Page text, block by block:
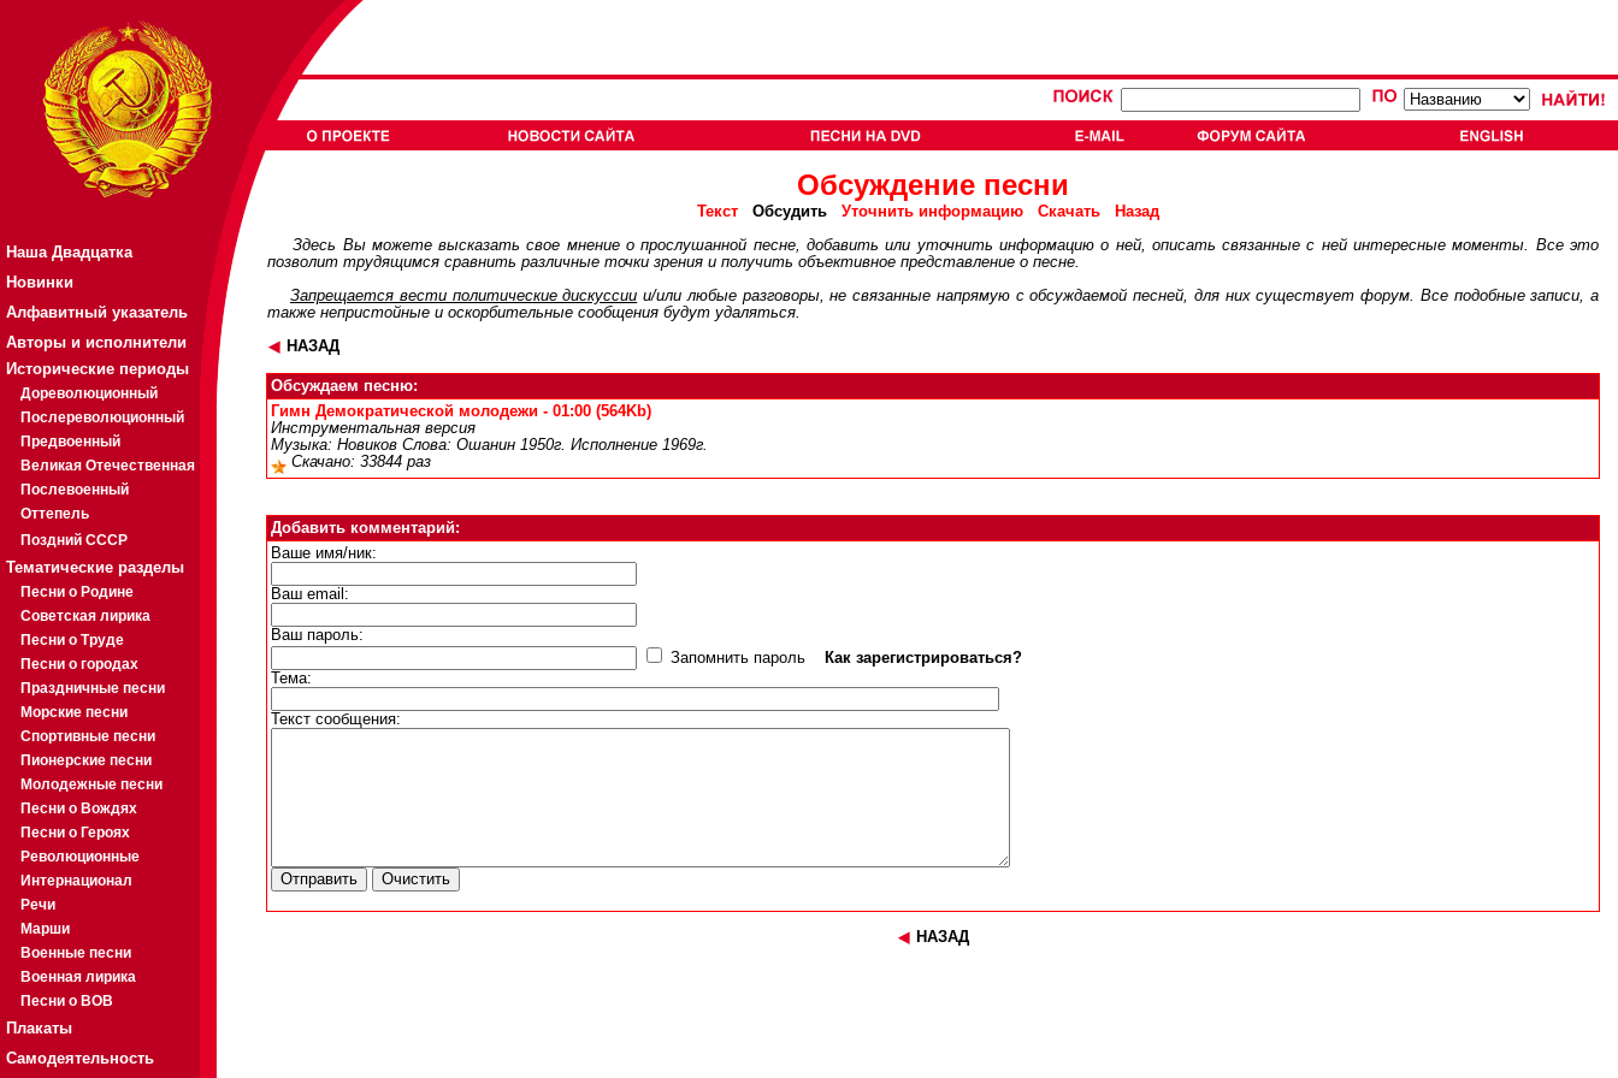
Наша Двадцатка
Новинки
Алфавитный указатель
Авторы и исполнители
Исторические периоды
Дореволюционный
Послереволюционный
Предвоенный
Великая Отечественная
Послевоенный
Оттепель
Поздний СССР
Тематические разделы
Песни о Родине
Советская лирика
Песни о Труде
Песни о городах
Праздничные песни
Морские песни
Спортивные песни
Пионерские песни
Молодежные песни
Песни о Вождях
Песни о Героях
Революционные
Интернационал
Речи
Марши
Военные песни
Военная лирика
Песни о ВОВ
Плакаты
Самодеятельность
Обсуждение песни
Текст Обсудить Уточнить информацию Скачать
Назад
Здесь Вы можете высказать свое мнение о прослушанной песне, добавить или уточнить информацию о ней, описать связанные с ней интересные моменты. Все это
позволит трудящимся сравнить различные точки зрения и получить объективное представление о песне.
Запрещается вести политические дискуcсии и/или любые разговоры, не связанные напрямую с обсуждаемой песней, для них существует форум. Все подобные записи, а
также непристойные и оскорбительные сообщения будут удаляться.
НАЗАД
Обсуждаем песню:
Гимн Демократической молодежи - 01:00 (564Kb)
Инструментальная версия
Музыка: Новиков Слова: Ошанин 1950г. Исполнение 1969г.
Скачано: 33844 раз
Добавить комментарий:
Ваше имя/ник:
Ваш email:
Ваш пароль:
Запомнить пароль
Как зарегистрироваться?
Тема:
Текст сообщения:
НАЗАД